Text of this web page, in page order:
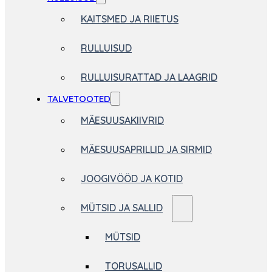
KAITSMED JA RIIETUS
RULLUISUD
RULLUISURATTAD JA LAAGRID
TALVETOOTED
MÄESUUSAKIIVRID
MÄESUUSAPRILLID JA SIRMID
JOOGIVÖÖD JA KOTID
MÜTSID JA SALLID
MÜTSID
TORUSALLID